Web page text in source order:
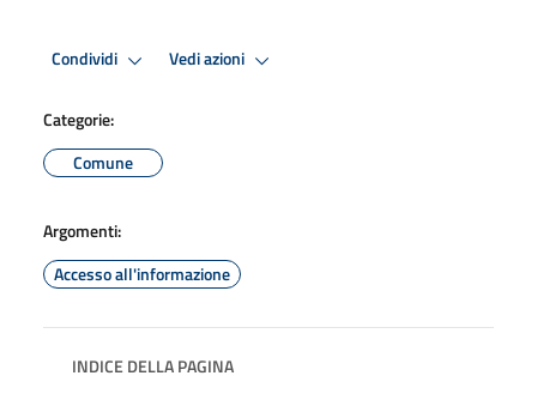
Condividi Vedi azioni
Categorie:
Comune
Argomenti:
Accesso all'informazione
INDICE DELLA PAGINA